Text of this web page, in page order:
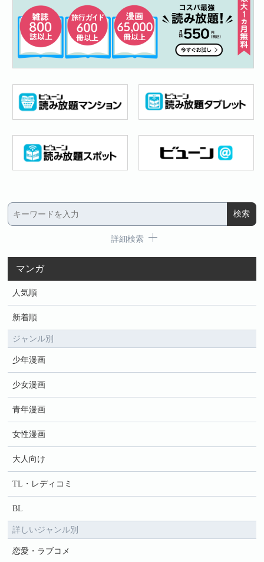
詳細検索
マンガ
人気順
新着順
ジャンル別
少年漫画
少女漫画
青年漫画
女性漫画
大人向け
TL・レディコミ
BL
詳しいジャンル別
恋愛・ラブコメ